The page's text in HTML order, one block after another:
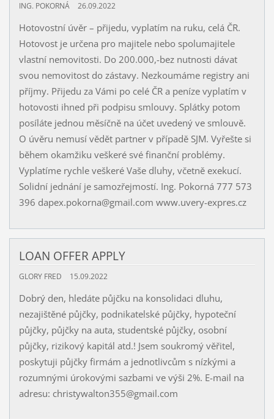
ING. POKORNÁ 26.09.2022
Hotovostní úvěr – přijedu, vyplatím na ruku, celá ČR.
Hotovost je určena pro majitele nebo spolumajitele
vlastní nemovitosti. Do 200.000,-bez nutnosti dávat
svou nemovitost do zástavy. Nezkoumáme registry ani
příjmy. Přijedu za Vámi po celé ČR a peníze vyplatím v
hotovosti ihned při podpisu smlouvy. Splátky potom
posíláte jednou měsíčně na účet uvedený ve smlouvě.
O úvěru nemusí vědět partner v případě SJM. Vyřešte si
během okamžiku veškeré své finanční problémy.
Vyplatíme rychle veškeré Vaše dluhy, včetně exekucí.
Solidní jednání je samozřejmostí. Ing. Pokorná 777 573
396 dapex.pokorna@gmail.com www.uvery-expres.cz
LOAN OFFER APPLY
GLORY FRED 15.09.2022
Dobrý den, hledáte půjčku na konsolidaci dluhu,
nezajištěné půjčky, podnikatelské půjčky, hypoteční
půjčky, půjčky na auta, studentské půjčky, osobní
půjčky, rizikový kapitál atd.! Jsem soukromý věřitel,
poskytuji půjčky firmám a jednotlivcům s nízkými a
rozumnými úrokovými sazbami ve výši 2%. E-mail na
adresu: christywalton355@gmail.com